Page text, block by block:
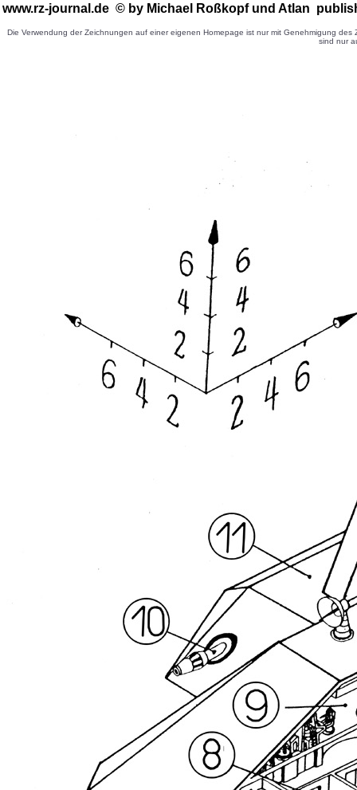
www.rz-journal.de © by Michael Roßkopf und Atlan
Die Verwendung der Zeichnungen auf einer eigenen Homepage ist nur mit Genehmigung
sind nur